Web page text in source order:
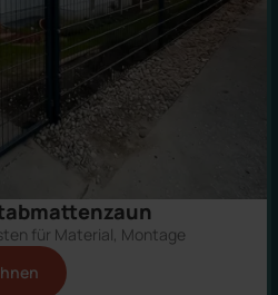
für Material, Montage